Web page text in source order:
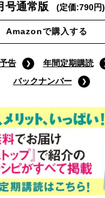
号通常版 (定価:790円)
Amazonで購入する
告
年間定期購読
バックナンバー